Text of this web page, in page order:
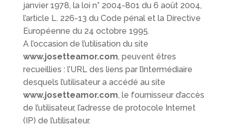
janvier 1978, la loi n° 2004-801 du 6 août 2004,
l’article L. 226-13 du Code pénal et la Directive
Européenne du 24 octobre 1995.
A l’occasion de l’utilisation du site
www.josetteamor.com, peuvent êtres
recueillies : l’URL des liens par l’intermédiaire
desquels l’utilisateur a accédé au site
www.josetteamor.com, le fournisseur d’accès
de l’utilisateur, l’adresse de protocole Internet
(IP) de l’utilisateur.